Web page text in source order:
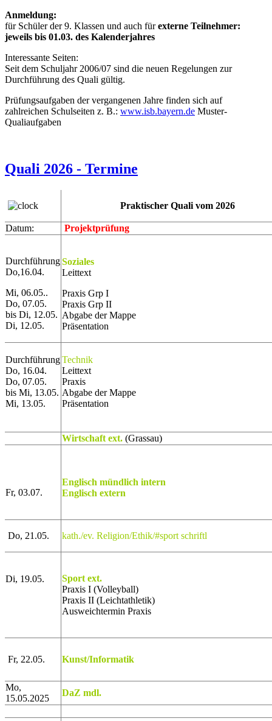
Anmeldung:
für Schüler der 9. Klassen und auch fürexterne Teilnehmer:
jeweils bis 01.03. des Kalenderjahres
Interessante Seiten:
Seit dem Schuljahr 2006/07 sind die neuen Regelungen zur
Durchführung des Quali gültig.
Prüfungsaufgaben der vergangenen Jahre finden sich auf
zahlreichen Schulseiten z. B.: www.isb.bayern.de Muster-
Qualiaufgaben
Quali 2026 - Termine
Praktischer Quali vom 2026
Datum: Projektprüfung
Durchführung
Do,16.04.
Mi, 06.05..
Do, 07.05.
bis Di, 12.05.
Di, 12.05.
Soziales
Leittext
Praxis Grp I
Praxis Grp II
Abgabe der Mappe
Präsentation
Durchführung
Do, 16.04.
Do, 07.05.
bis Mi, 13.05.
Mi, 13.05.
Technik
Leittext
Praxis
Abgabe der Mappe
Präsentation
Wirtschaft ext. (Grassau)
Fr, 03.07.
Englisch mündlich intern
Englisch extern
Do, 21.05. kath./ev. Religion/Ethik/#sport schriftl
Di, 19.05.
Sport ext.
Praxis I (Volleyball)
Praxis II (Leichtathletik)
Ausweichtermin Praxis
Fr, 22.05. Kunst/Informatik
Mo,
15.05.2025
DaZ mdl.